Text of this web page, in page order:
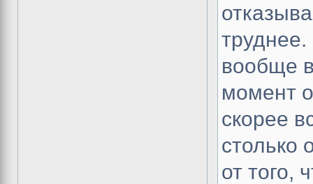
вообще
момент
скорее
столько
от того,